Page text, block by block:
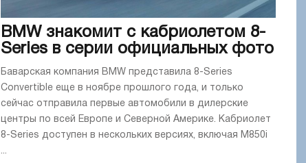
BMW знакомит с кабриолетом 8-
Series в серии официальных фото
Баварская компания BMW представила 8-Series
Convertible еще в ноябре прошлого года, и только
сейчас отправила первые автомобили в дилерские
центры по всей Европе и Северной Америке. Кабриолет
8-Series доступен в нескольких версиях, включая M850i
...